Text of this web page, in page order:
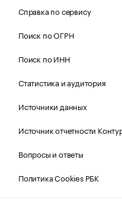
Справка по сервису
Поиск по ОГРН
Поиск по ИНН
Статистика и аудитория
Источники данных
Источник отчетности
Вопросы и ответы
Политика Cookies РБК